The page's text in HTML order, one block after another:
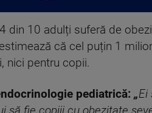
din 10 adulți suferă de
că cel puțin 1
nici pentru copii.
pediatrică: „Ei